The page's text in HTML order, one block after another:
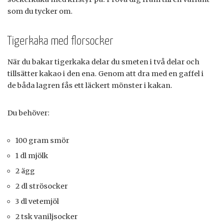
som du tycker om.
Tigerkaka med florsocker
När du bakar tigerkaka delar du smeten i två delar och
tillsätter kakao i den ena. Genom att dra med en gaffel i
de båda lagren fås ett läckert mönster i kakan.
Du behöver:
100 gram smör
1 dl mjölk
2 ägg
2 dl strösocker
3 dl vetemjöl
2 tsk vaniljsocker